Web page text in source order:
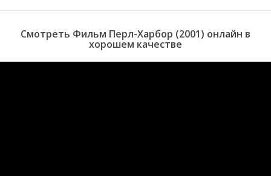
Смотреть Фильм Перл-Харбор (2001) онлайн в
хорошем качестве